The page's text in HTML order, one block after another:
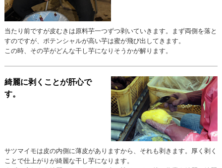
当たり前ですが皮むきは原料芋一つずつ剥いていきます。まず両側を落と
すのですが、ポテンシャルが高い芋は蜜が飛び出してきます。
この時、その芋がどんな干し芋になりそうかが解ります。
綺麗に剥くことが肝心で
す。
サツマイモは皮の内側に薄皮がありますから、それも剥きます。厚く剥く
ことで仕上がりが綺麗な干し芋になります。